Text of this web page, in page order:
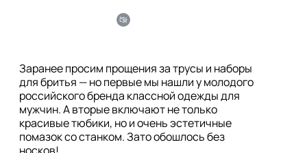
Заранее просим прощения за трусы и наборы
для бритья — но первые мы нашли у молодого
российского бренда классной одежды для
мужчин. А вторые включают не только
красивые тюбики, но и очень эстетичные
помазок со станком. Зато обошлось без